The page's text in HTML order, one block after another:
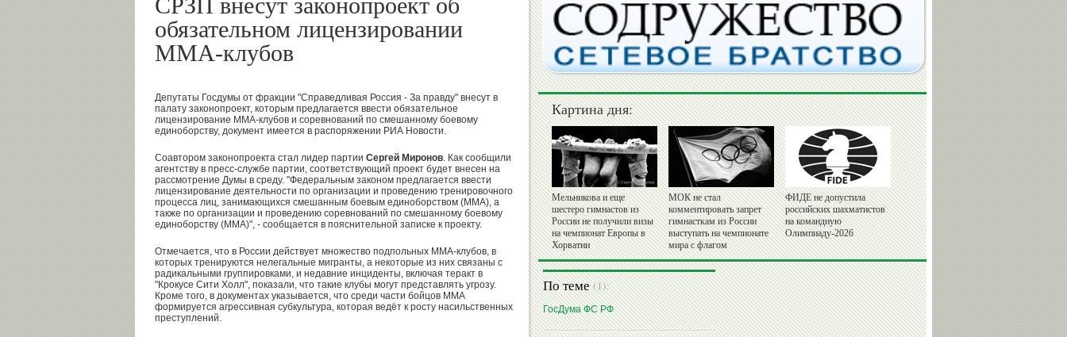
обязательном лицензировании
ММА-клубов
Депутаты Госдумы от фракции "Справедливая Россия - За правду" внесут в
палату законопроект, которым предлагается ввести обязательное
лицензирование MMA-клубов и соревнований по смешанному боевому
единоборству, документ имеется в распоряжении РИА Новости.
Соавтором законопроекта стал лидер партии Сергей Миронов. Как сообщили
агентству в пресс-службе партии, соответствующий проект будет внесен на
рассмотрение Думы в среду. "Федеральным законом предлагается ввести
лицензирование деятельности по организации и проведению тренировочного
процесса лиц, занимающихся смешанным боевым единоборством (ММА), а
также по организации и проведению соревнований по смешанному боевому
единоборству (ММА)", - сообщается в пояснительной записке к проекту.
Отмечается, что в России действует множество подпольных ММА-клубов, в
которых тренируются нелегальные мигранты, а некоторые из них связаны с
радикальными группировками, и недавние инциденты, включая теракт в
"Крокусе Сити Холл", показали, что такие клубы могут представлять угрозу.
Кроме того, в документах указывается, что среди части бойцов ММА
формируется агрессивная субкультура, которая ведёт к росту насильственных
преступлений.
Картина дня:
Мельникова и еще
шестеро гимнастов из
России не получили визы
на чемпионат Европы в
Хорватии
МОК не стал
комментировать запрет
гимнасткам из России
выступать на чемпионате
мира с флагом
ФИДЕ не допустила
российских шахматистов
на командную
Олимпиаду-2026
По теме(1):
ГосДума ФС РФ